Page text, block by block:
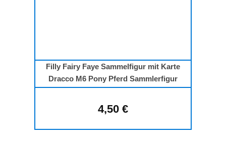
Filly Fairy Faye Sammelfigur mit Karte
Dracco M6 Pony Pferd Sammlerfigur
Regulärer Preis:
4,50 €